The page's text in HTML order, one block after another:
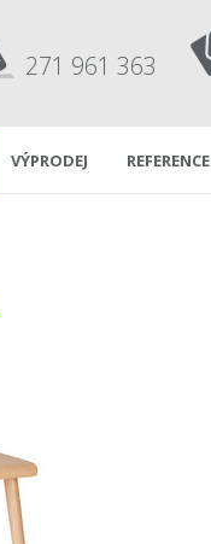
271 961 363
VÝPRODEJ REFERENCE